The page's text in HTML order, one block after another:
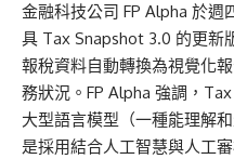
金融科技公司 FP Alpha 於週
具 Tax Snapshot 3.0 的更新
報稅資料自動轉換為視覺化
務狀況。FP Alpha 強調，
大型語言模型（一種能理解
是採用結合人工智慧與人工